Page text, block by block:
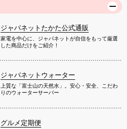
ジャパネットたかた公式通販
家電を中心に、ジャパネットが自信をもって厳選
した商品だけをご紹介！
ジャパネットウォーター
上質な「富士山の天然水」。安心・安全、こだわ
りのウォーターサーバー
グルメ定期便